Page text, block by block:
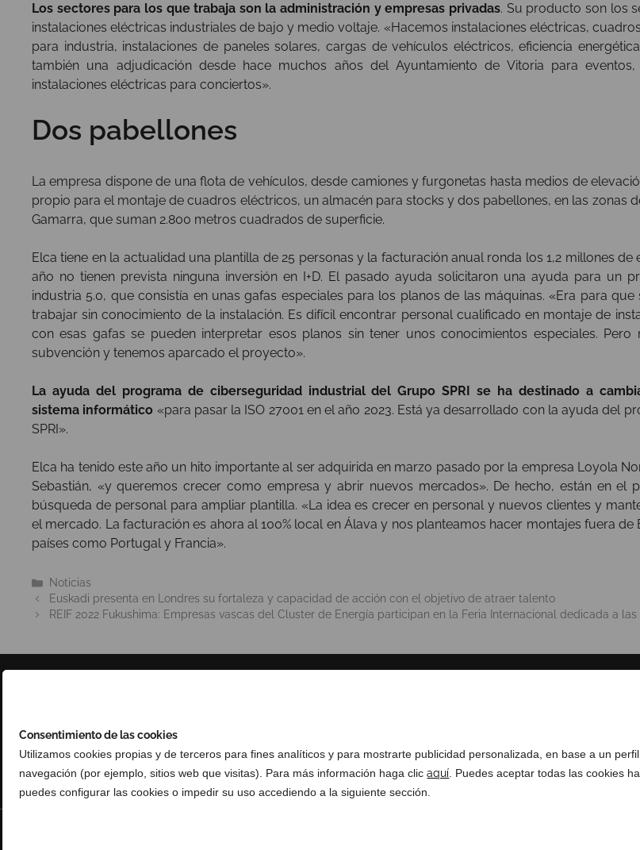
Consentimiento de las cookies
Utilizamos cookies propias y de terceros para fines analíticos y para mostrarte publicidad personalizada, en base a un
navegación (por ejemplo, sitios web que visitas). Para más información haga clicaquí . Puedes aceptar todas las cookies
puedes configurar las cookies o impedir su uso accediendo a la siguiente sección.
Los sectores para los que trabaja son la administración y empresas privadas. Su producto son los
instalaciones eléctricas industriales de bajo y medio voltaje. «Hacemos instalaciones eléctricas,
para industria, instalaciones de paneles solares, cargas de vehículos eléctricos, eficiencia
también una adjudicación desde hace muchos años del Ayuntamiento de Vitoria para
instalaciones eléctricas para conciertos».
Dos pabellones
La empresa dispone de una flota de vehículos, desde camiones y furgonetas hasta medios de
propio para el montaje de cuadros eléctricos, un almacén para stocks y dos pabellones, en las zonas
Gamarra, que suman 2.800 metros cuadrados de superficie.
Elca tiene en la actualidad una plantilla de 25 personas y la facturación anual ronda los 1,2 millones de
año no tienen prevista ninguna inversión en I+D. El pasado ayuda solicitaron una ayuda para un
industria 5.0, que consistía en unas gafas especiales para los planos de las máquinas. «Era para que
trabajar sin conocimiento de la instalación. Es difícil encontrar personal cualificado en montaje de
con esas gafas se pueden interpretar esos planos sin tener unos conocimientos especiales. Pero
subvención y tenemos aparcado el proyecto».
La ayuda del programa de ciberseguridad industrial del Grupo SPRI se ha destinado a
sistema informático «para pasar la ISO 27001 en el año 2023. Está ya desarrollado con la ayuda del
SPRI».
Elca ha tenido este año un hito importante al ser adquirida en marzo pasado por la empresa Loyola
Sebastián, «y queremos crecer como empresa y abrir nuevos mercados». De hecho, están en el
búsqueda de personal para ampliar plantilla. «La idea es crecer en personal y nuevos clientes y
el mercado. La facturación es ahora al 100% local en Álava y nos planteamos hacer montajes fuera de
países como Portugal y Francia».
Categorías
Noticias
Euskadi presenta en Londres su fortaleza y capacidad de acción con el objetivo de atraer talento
REIF 2022 Fukushima: Empresas vascas del Cluster de Energía participan en la Feria Internacional dedicada a las